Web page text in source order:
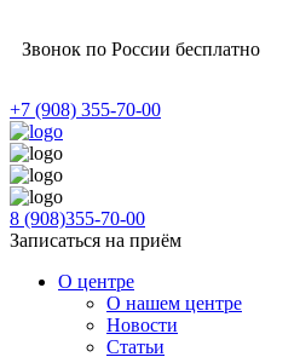
Звонок по России бесплатно
+7 (908) 355-70-00
8 (908)355-70-00
Записаться на приём
О центре
О нашем центре
Новости
Статьи